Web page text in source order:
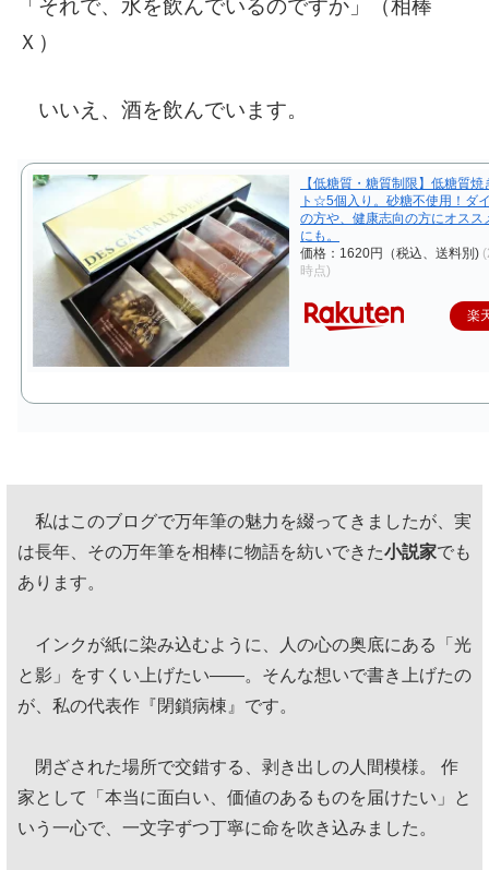
「それで、水を飲んでいるのですか」（相棒
Ｘ）
いいえ、酒を飲んでいます。
【低糖質・糖質制限】低糖質
ト☆5個入り。砂糖不使用！ダ
の方や、健康志向の方にオスス
にも。
価格：1620円（税込、送料別)
時点)
楽
私はこのブログで万年筆の魅力を綴ってきましたが、実
は長年、その万年筆を相棒に物語を紡いできた小説家でも
あります。
インクが紙に染み込むように、人の心の奥底にある「光
と影」をすくい上げたい——。そんな想いで書き上げたの
が、私の代表作『閉鎖病棟』です。
閉ざされた場所で交錯する、剥き出しの人間模様。 作
家として「本当に面白い、価値のあるものを届けたい」と
いう一心で、一文字ずつ丁寧に命を吹き込みました。